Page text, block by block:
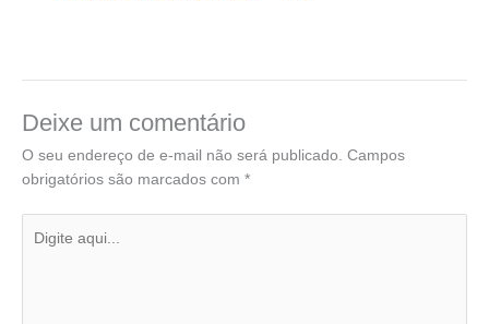
Deixe um comentário
O seu endereço de e-mail não será publicado. Campos
obrigatórios são marcados com *
aqui...